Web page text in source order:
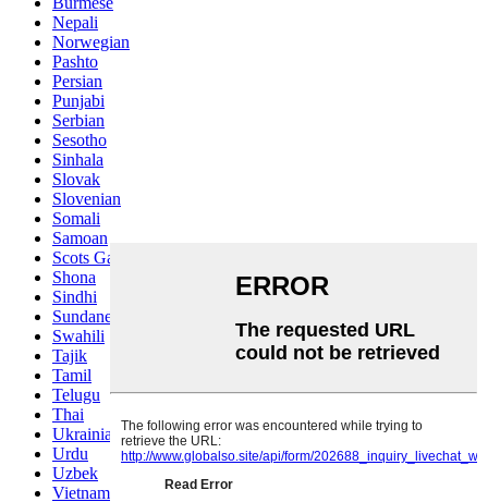
Nepali
Norwegian
Pashto
Persian
Punjabi
Serbian
Sesotho
Sinhala
Slovak
Slovenian
Somali
Samoan
Scots Gaelic
Shona
Sindhi
Sundanese
Swahili
Tajik
Tamil
Telugu
Thai
Ukrainian
Urdu
Uzbek
Vietnamese